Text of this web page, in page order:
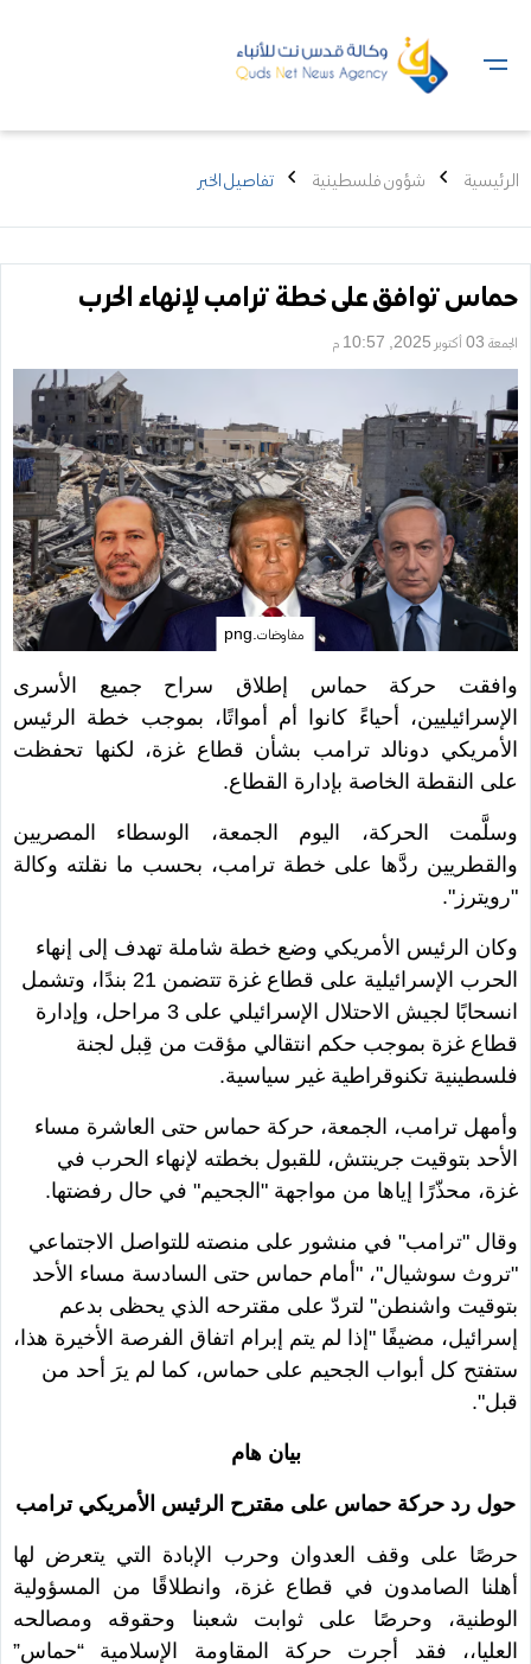
الرئيسية شؤون فلسطينية تفاصيل الخبر
حماس توافق على خطة ترامب لإنهاء الحرب
الجمعة 03 أكتوبر 2025, 10:57 م
مفاوضات.png
وافقت حركة حماس إطلاق سراح جميع الأسرى
الإسرائيليين، أحياءً كانوا أم أمواتًا، بموجب خطة الرئيس
الأمريكي دونالد ترامب بشأن قطاع غزة، لكنها تحفظت
على النقطة الخاصة بإدارة القطاع.
وسلَّمت الحركة، اليوم الجمعة، الوسطاء المصريين
والقطريين ردَّها على خطة ترامب، بحسب ما نقلته وكالة
"رويترز".
وكان الرئيس الأمريكي وضع خطة شاملة تهدف إلى إنهاء
الحرب الإسرائيلية على قطاع غزة تتضمن 21 بندًا، وتشمل
انسحابًا لجيش الاحتلال الإسرائيلي على 3 مراحل، وإدارة
قطاع غزة بموجب حكم انتقالي مؤقت من قِبل لجنة
فلسطينية تكنوقراطية غير سياسية.
وأمهل ترامب، الجمعة، حركة حماس حتى العاشرة مساء
الأحد بتوقيت جرينتش، للقبول بخطته لإنهاء الحرب في
غزة، محذّرًا إياها من مواجهة "الجحيم" في حال رفضتها.
وقال "ترامب" في منشور على منصته للتواصل الاجتماعي
"تروث سوشيال"، "أمام حماس حتى السادسة مساء الأحد
بتوقيت واشنطن" لتردّ على مقترحه الذي يحظى بدعم
إسرائيل، مضيفًا "إذا لم يتم إبرام اتفاق الفرصة الأخيرة هذا،
ستفتح كل أبواب الجحيم على حماس، كما لم يرَ أحد من
قبل".
بيان هام
حول رد حركة حماس على مقترح الرئيس الأمريكي ترامب
حرصًا على وقف العدوان وحرب الإبادة التي يتعرض لها
أهلنا الصامدون في قطاع غزة، وانطلاقًا من المسؤولية
الوطنية، وحرصًا على ثوابت شعبنا وحقوقه ومصالحه
العليا،، فقد أجرت حركة المقاومة الإسلامية “حماس”